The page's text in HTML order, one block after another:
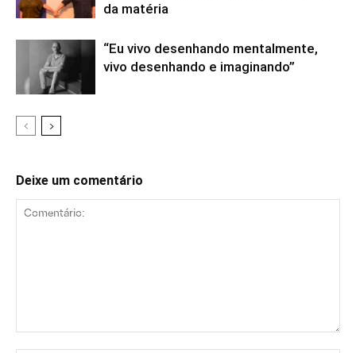
da matéria
“Eu vivo desenhando mentalmente,
vivo desenhando e imaginando”
Deixe um comentário